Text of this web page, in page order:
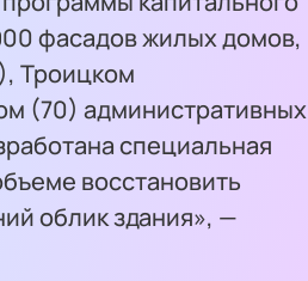
фасадов жилых домов,
Троицком
(70) административных
специальная
восстановить
облик здания», —